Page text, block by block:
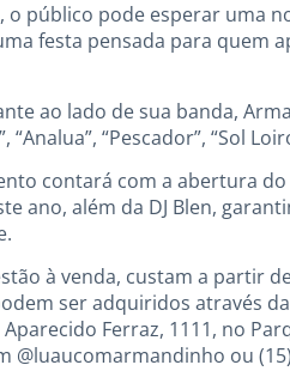
o público pode esperar uma
festa pensada para quem
ao lado de sua banda,
“Pescador”, “Sol
contará com a abertura
ano, além da DJ Blen,
à venda, custam a partir
ser adquiridos através
Ferraz, 1111, no
@luaucomarmandinho ou